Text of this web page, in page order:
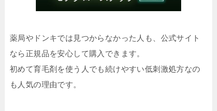
薬局やドンキでは見つからなかった人も、公式サイト
なら正規品を安心して購入できます。
初めて育毛剤を使う人でも続けやすい低刺激処方なの
も人気の理由です。